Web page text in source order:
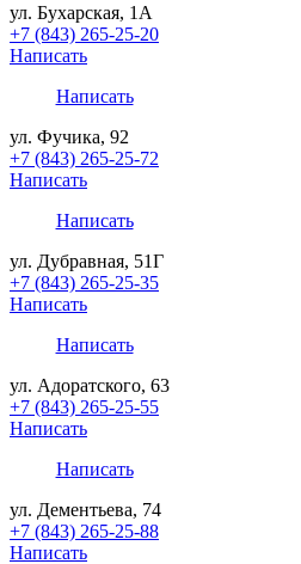
ул. Бухарская, 1А
+7 (843) 265-25-20
Написать
Написать
ул. Фучика, 92
+7 (843) 265-25-72
Написать
Написать
ул. Дубравная, 51Г
+7 (843) 265-25-35
Написать
Написать
ул. Адоратского, 63
+7 (843) 265-25-55
Написать
Написать
ул. Дементьева, 74
+7 (843) 265-25-88
Написать